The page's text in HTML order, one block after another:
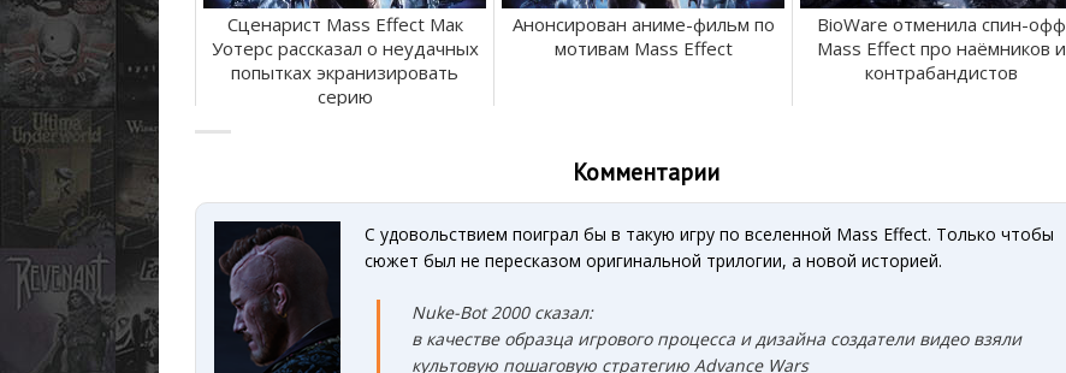
Сценарист Mass Effect Мак
Уотерс рассказал о неудачных
попытках экранизировать
серию
Анонсирован аниме-фильм по
мотивам Mass Effect
BioWare отменила спин-офф
Mass Effect про наёмников и
контрабандистов
Комментарии
С удовольствием поиграл бы в такую игру по вселенной Mass Effect. Только чтобы
сюжет был не пересказом оригинальной трилогии, а новой историей.
Nuke-Bot 2000 сказал:
в качестве образца игрового процесса и дизайна создатели видео взяли
культовую пошаговую стратегию Advance Wars